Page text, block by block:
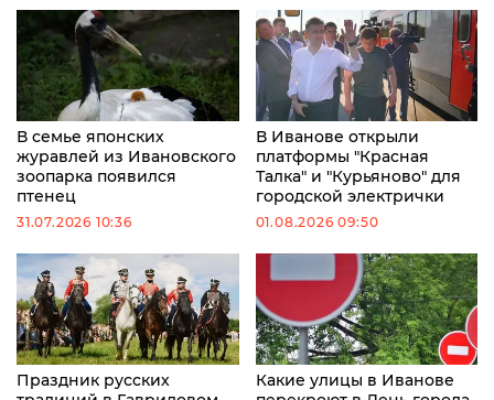
В семье японских
журавлей из Ивановского
зоопарка появился
птенец
31.07.2026 10:36
В Иванове открыли
платформы "Красная
Талка" и "Курьяново" для
городской электрички
01.08.2026 09:50
Праздник русских
Какие улицы в Иванове